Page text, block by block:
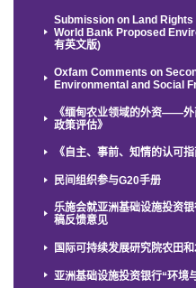
Submission on Land
World Bank Proposed
有英文版)
Oxfam Comments on
Environmental and Social
《缅甸农业领域的外资——外
政策评估》
《自主、事前、知情的认可指
民间组织参与G20手册
乐施会就亚洲基础设施投资
稿反馈意见
国际可持续发展研究院农田
亚洲基础设施投资银行“环境